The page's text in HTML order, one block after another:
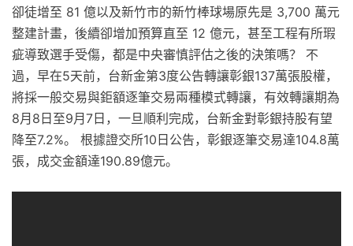
卻徒增至 81 億以及新竹市的新竹棒球場原先是 3,700 萬元
整建計畫，後續卻增加預算直至 12 億元，甚至工程有所瑕
疵導致選手受傷，都是中央審慎評估之後的決策嗎？ 不
過，早在5天前，台新金第3度公告轉讓彰銀137萬張股權，
將採一般交易與鉅額逐筆交易兩種模式轉讓，有效轉讓期為
8月8日至9月7日，一旦順利完成，台新金對彰銀持股有望
降至7.2%。 根據證交所10日公告，彰銀逐筆交易達104.8萬
張，成交金額達190.89億元。